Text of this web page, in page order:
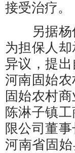
接受治疗。
另据杨传
为担保人
异议，提
河南固始
固始农村
陈淋子镇
限公司董
河南省固